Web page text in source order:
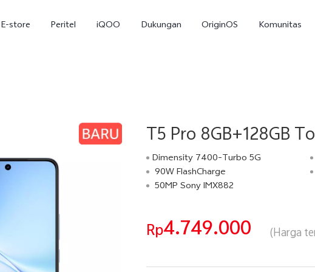
E-store Peritel iQOO Dukungan OriginOS Komunitas
T5 Pro 8GB+128GB
Dimensity 7400-Turbo 5G
90W FlashCharge
50MP Sony IMX882
Rp4.749.000 (Harga